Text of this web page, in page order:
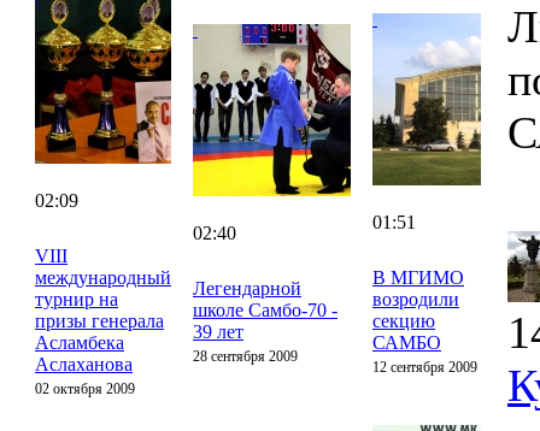
02:09
VIII
международный
турнир на
призы генерала
Асламбека
Аслаханова
02 октября 2009
02:40
Легендарной
школе Самбо-70 -
39 лет
28 сентября 2009
01:51
В МГИМО
возродили
секцию
САМБО
12 сентября 2009